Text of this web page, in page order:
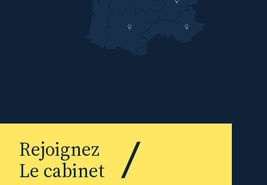
Rejoignez
Le cabinet